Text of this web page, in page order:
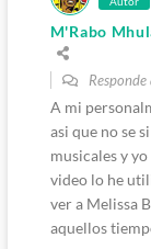
M'Rabo
Responde
A mi
asi que no se
musicales y
video lo he
ver a Melissa
aquellos